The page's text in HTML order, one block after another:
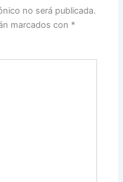
no será publicada.
marcados con *